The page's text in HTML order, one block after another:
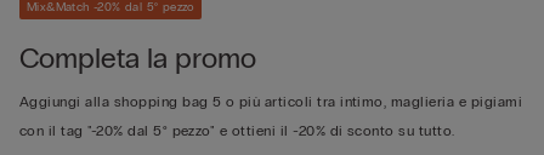
Mix&Match -20% dal 5° pezzo
Completa la promo
Aggiungi alla shopping bag 5 o più articoli tra intimo, maglieria e pigiami
con il tag "-20% dal 5° pezzo" e ottieni il -20% di sconto su tutto.